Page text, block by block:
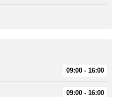
09:00 - 16:00
09:00 - 16:00